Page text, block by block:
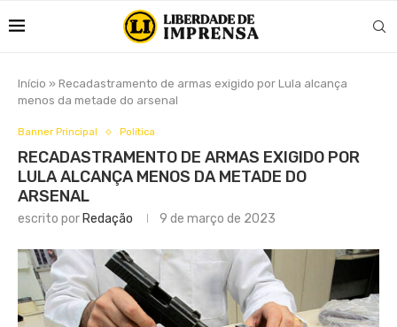
Início » Recadastramento de armas exigido por Lula alcança
menos da metade do arsenal
Banner Principal Política
RECADASTRAMENTO DE ARMAS EXIGIDO POR
LULA ALCANÇA MENOS DA METADE DO
ARSENAL
escrito por Redação 9 de março de 2023